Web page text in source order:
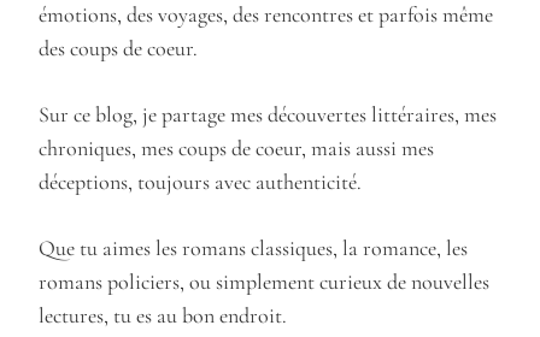
émotions, des voyages, des rencontres et parfois même
des coups de coeur.
Sur ce blog, je partage mes découvertes littéraires, mes
chroniques, mes coups de coeur, mais aussi mes
déceptions, toujours avec authenticité.
Que tu aimes les romans classiques, la romance, les
romans policiers, ou simplement curieux de nouvelles
lectures, tu es au bon endroit.